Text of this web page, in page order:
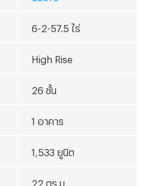
6-2-57.5 ไร่
High Rise
26 ชั้น
1 อาคาร
1,533 ยูนิต
22 ตร.ม.